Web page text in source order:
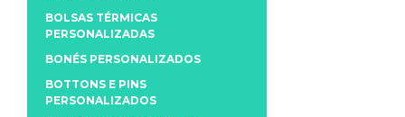
BOLSAS TÉRMICAS
PERSONALIZADAS
BONÉS PERSONALIZADOS
BOTTONS E PINS
PERSONALIZADOS